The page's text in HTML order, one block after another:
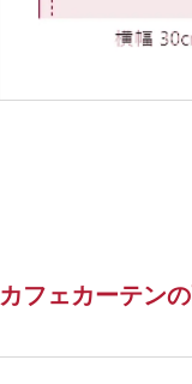
カフェカーテン